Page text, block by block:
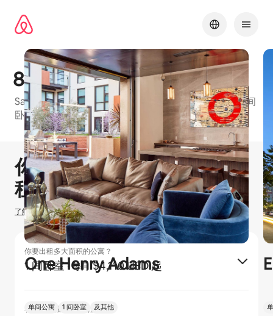
855 Brannan
San Francisco的爱彼迎友好型公寓楼，有1 间卧室和2 间
卧室等可订单元
显示 0 项中的 0 项
1 / 21
你可以赚取$0 在爱彼迎出
租房源
了解我们如何估算你的收入
你要出租多大面积的公寓？
1 间卧室·每月 $4,110 USD 起
客人是否独享整个房源？
One Henry Adams
单间公寓 1 间卧室 及其他